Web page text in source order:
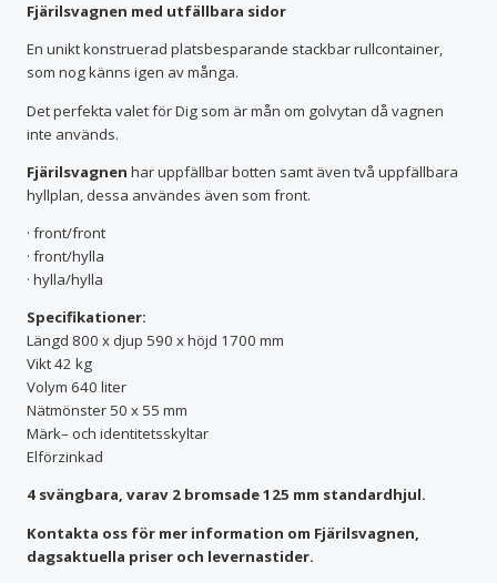
Fjärilsvagnen med utfällbara sidor
En unikt konstruerad platsbesparande stackbar rullcontainer,
som nog känns igen av många.
Det perfekta valet för Dig som är mån om golvytan då vagnen
inte används.
Fjärilsvagnen har uppfällbar botten samt även två uppfällbara
hyllplan, dessa användes även som front.
· front/front
· front/hylla
· hylla/hylla
Specifikationer:
Längd 800 x djup 590 x höjd 1700 mm
Vikt 42 kg
Volym 640 liter
Nätmönster 50 x 55 mm
Märk– och identitetsskyltar
Elförzinkad
4 svängbara, varav 2 bromsade 125 mm standardhjul.
Kontakta oss för mer information om Fjärilsvagnen,
dagsaktuella priser och levernastider.